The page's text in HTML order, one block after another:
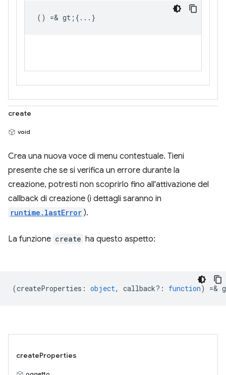
() =& gt;{...}
create
void
Crea una nuova voce di menu contestuale. Tieni
presente che se si verifica un errore durante la
creazione, potresti non scoprirlo fino all'attivazione del
callback di creazione (i dettagli saranno in
runtime.lastError ).
La funzione create ha questo aspetto:
(createProperties : object, callback? : function) =&
createProperties